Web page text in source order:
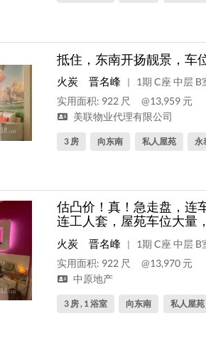
抵住，东南开扬靓景，车
火炭 晋名峰 |
1期 C座 中层 B
实用面积: 922 尺
@13,959 元
美联物业代理有限公司
3 房 向东南 私人屋苑 永
估凸价！真！急走盘，连
连工人套，屋苑车位大量
火炭 晋名峰 |
1期 C座 中层 B
实用面积: 922 尺
@13,970 元
中原地产
3 房 , 1 浴室 向东南 私人屋苑